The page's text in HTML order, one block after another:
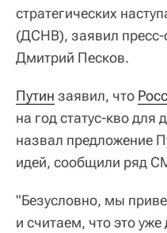
стратегических
(ДСНВ), заявил пресс-
Дмитрий Песков.
Путин заявил, что
на год статус-кво для
назвал предложение
идей, сообщили ряд
"Безусловно, мы
и считаем, что это